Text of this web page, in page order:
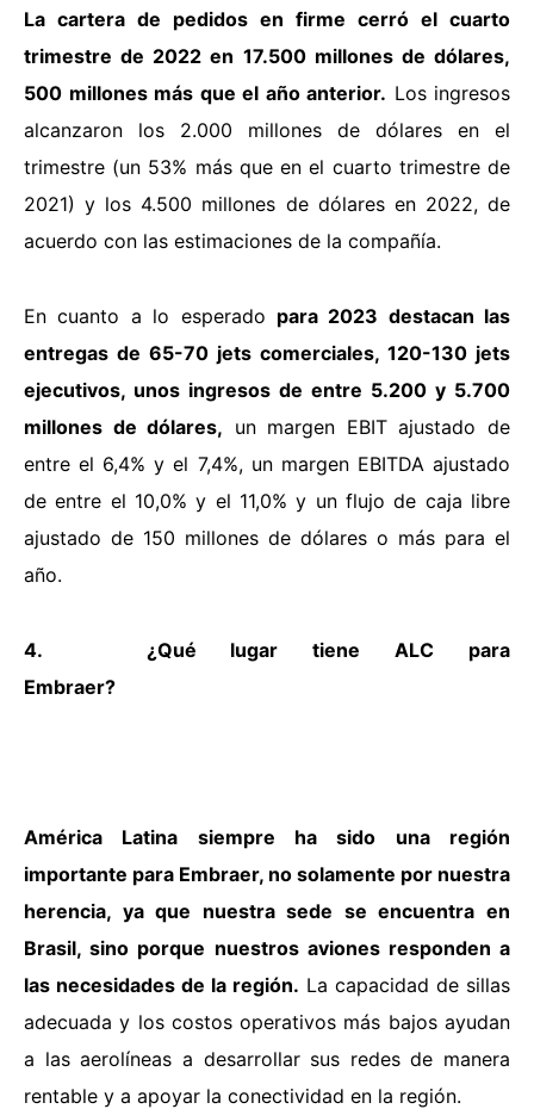
La cartera de pedidos en firme cerró el cuarto
trimestre de 2022 en 17.500 millones de dólares,
500 millones más que el año anterior. Los ingresos
alcanzaron los 2.000 millones de dólares en el
trimestre (un 53% más que en el cuarto trimestre de
2021) y los 4.500 millones de dólares en 2022, de
acuerdo con las estimaciones de la compañía.
En cuanto a lo esperado para 2023 destacan las
entregas de 65-70 jets comerciales, 120-130 jets
ejecutivos, unos ingresos de entre 5.200 y 5.700
millones de dólares, un margen EBIT ajustado de
entre el 6,4% y el 7,4%, un margen EBITDA ajustado
de entre el 10,0% y el 11,0% y un flujo de caja libre
ajustado de 150 millones de dólares o más para el
año.
4. ¿Qué lugar tiene ALC para
Embraer?
América Latina siempre ha sido una región
importante para Embraer, no solamente por nuestra
herencia, ya que nuestra sede se encuentra en
Brasil, sino porque nuestros aviones responden a
las necesidades de la región. La capacidad de sillas
adecuada y los costos operativos más bajos ayudan
a las aerolíneas a desarrollar sus redes de manera
rentable y a apoyar la conectividad en la región.